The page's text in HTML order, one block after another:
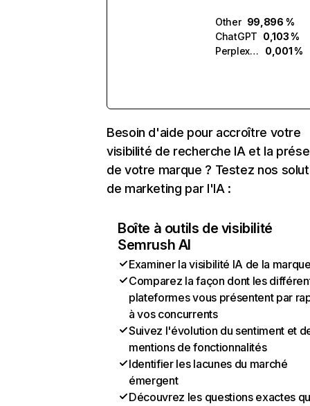
Other 99,896 %
ChatGPT 0,103 %
Perplexity
0,001 %
Besoin d'aide pour accroître votre
visibilité de recherche IA et la
de votre marque ? Testez nos
de marketing par l'IA :
Boîte à outils de visibilité
Semrush AI
Examiner la visibilité IA de la
Comparez la façon dont les
plateformes vous présentent par
à vos concurrents
Suivez l'évolution du sentiment et
mentions de fonctionnalités
Identifier les lacunes du marché
émergent
Découvrez les questions exactes